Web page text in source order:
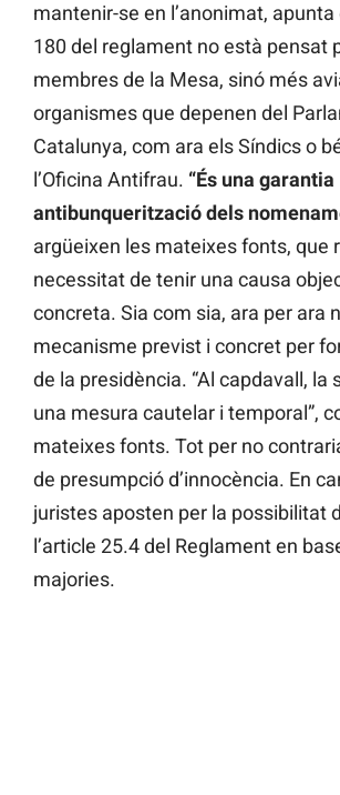
mantenir-se en l’anonimat, apunta
180 del reglament no està pensat
membres de la Mesa, sinó més
organismes que depenen del
Catalunya, com ara els Síndics o
l’Oficina Antifrau. “És una garantia
antibunquerització dels
argüeixen les mateixes fonts, que
necessitat de tenir una causa
concreta. Sia com sia, ara per ara
mecanisme previst i concret per
de la presidència. “Al capdavall, la
una mesura cautelar i temporal”,
mateixes fonts. Tot per no
de presumpció d’innocència. En
juristes aposten per la possibilitat
l’article 25.4 del Reglament en
majories.